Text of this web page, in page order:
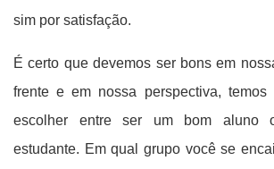
sim por satisfação.
É certo que devemos ser bons em
frente e em nossa perspectiva,
escolher entre ser um bom aluno
estudante. Em qual grupo você se